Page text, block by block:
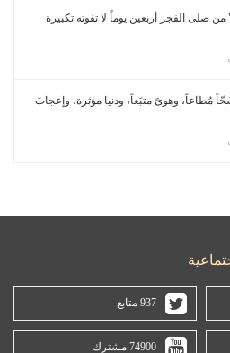
الفجر أربعين يوماً لا تفوته تكبيرة
مُطاعاً، وهوىً متبَعاً، ودنيا مؤثرة، وإعجابَ
937 متابع
74900 مشترك